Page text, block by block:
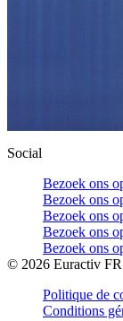
Social
Bezoek ons
Bezoek ons
Bezoek ons
Bezoek ons
Bezoek ons
© 2026 Euractiv FR
Politique de
Conditions